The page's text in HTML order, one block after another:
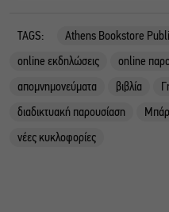
TAGS: Athens Bookstore
online εκδηλώσεις
online
απομνημονεύματα
βιβλία
διαδικτυακή παρουσίαση
νέες κυκλοφορίες